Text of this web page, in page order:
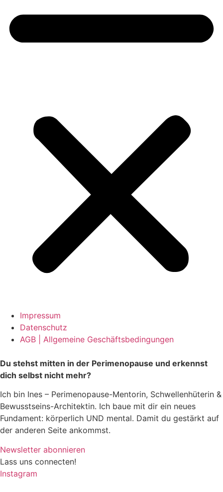
Impressum
Datenschutz
AGB | Allgemeine Geschäftsbedingungen
Du stehst mitten in der Perimenopause und erkennst
dich selbst nicht mehr?
Ich bin Ines – Perimenopause-Mentorin, Schwellenhüterin &
Bewusstseins-Architektin. Ich baue mit dir ein neues
Fundament: körperlich UND mental. Damit du gestärkt auf
der anderen Seite ankommst.
Newsletter abonnieren
Lass uns connecten!
Instagram